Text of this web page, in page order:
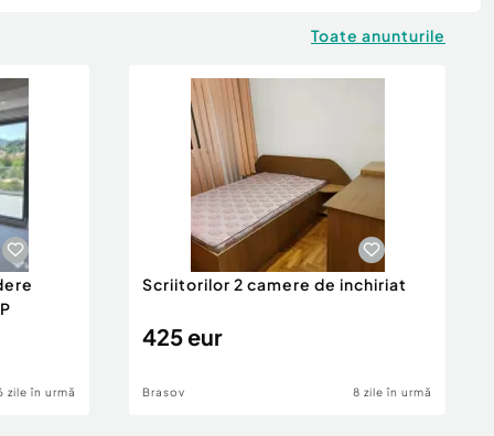
Toate anunturile
zile în urmă
Scriitorilor 2 camere de inchiriat
425 eur
Brasov 8 zile în urmă